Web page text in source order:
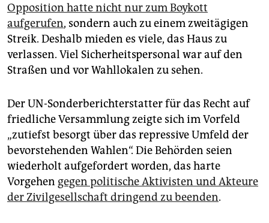
Opposition hatte nicht nur zum Boykott
aufgerufen, sondern auch zu einem zweitägigen
Streik. Deshalb mieden es viele, das Haus zu
verlassen. Viel Sicherheitspersonal war auf den
Straßen und vor Wahllokalen zu sehen.
Der UN-Sonderberichterstatter für das Recht auf
friedliche Versammlung zeigte sich im Vorfeld
„zutiefst besorgt über das repressive Umfeld der
bevorstehenden Wahlen“. Die Behörden seien
wiederholt aufgefordert worden, das harte
Vorgehen gegen politische Aktivisten und Akteure
der Zivilgesellschaft dringend zu beenden.